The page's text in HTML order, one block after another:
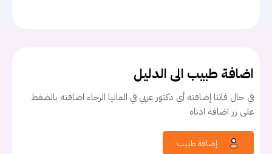
اضافة طبيب الى الدليل
في حال فاتنا إضافته أي دكتور عربي في المانيا الرجاء اضافته بالضغط
على زر اضافة ادناه